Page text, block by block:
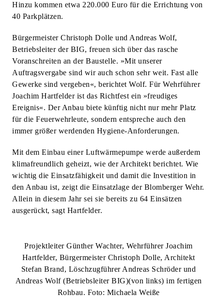
Hinzu kommen etwa 220.000 Euro für die Errichtung von
40 Parkplätzen.
Bürgermeister Christoph Dolle und Andreas Wolf,
Betriebsleiter der BIG, freuen sich über das rasche
Voranschreiten an der Baustelle. »Mit unserer
Auftragsvergabe sind wir auch schon sehr weit. Fast alle
Gewerke sind vergeben«, berichtet Wolf. Für Wehrführer
Joachim Hartfelder ist das Richtfest ein »freudiges
Ereignis«. Der Anbau biete künftig nicht nur mehr Platz
für die Feuerwehrleute, sondern entspreche auch den
immer größer werdenden Hygiene-Anforderungen.
Mit dem Einbau einer Luftwärmepumpe werde außerdem
klimafreundlich geheizt, wie der Architekt berichtet. Wie
wichtig die Einsatzfähigkeit und damit die Investition in
den Anbau ist, zeigt die Einsatzlage der Blomberger Wehr.
Allein in diesem Jahr sei sie bereits zu 64 Einsätzen
ausgerückt, sagt Hartfelder.
Projektleiter Günther Wachter, Wehrführer Joachim
Hartfelder, Bürgermeister Christoph Dolle, Architekt
Stefan Brand, Löschzugführer Andreas Schröder und
Andreas Wolf (Betriebsleiter BIG)(von links) im fertigen
Rohbau. Foto: Michaela Weiße